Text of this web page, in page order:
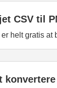
CSV til
helt gratis